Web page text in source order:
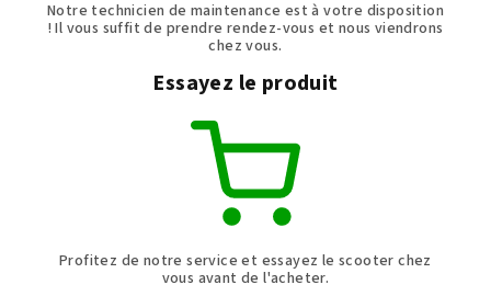
Notre technicien de maintenance est à votre disposition
! Il vous suffit de prendre rendez-vous et nous viendrons
chez vous.
Essayez le produit
Profitez de notre service et essayez le scooter chez
vous avant de l'acheter.